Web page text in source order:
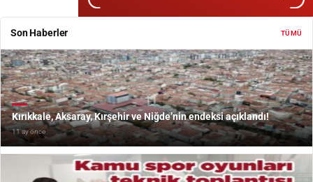
Son Haberler TÜMÜ
Kırıkkale, Aksaray, Kırşehir ve Niğde’nin endeksi açıklandı!
11 ay önce